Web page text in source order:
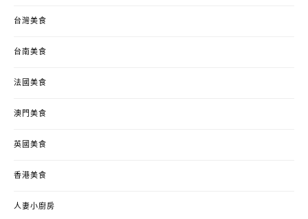
台灣美食
台南美食
法國美食
澳門美食
英國美食
香港美食
人妻小廚房